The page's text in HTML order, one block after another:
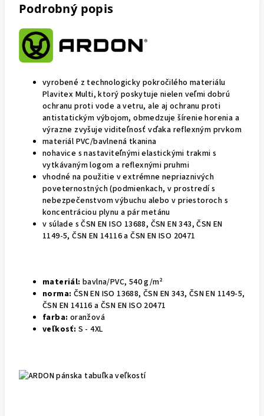
Podrobný popis
vyrobené z technologicky pokročilého materiálu
Plavitex Multi, ktorý poskytuje nielen veľmi dobrú
ochranu proti vode a vetru, ale aj ochranu proti
antistatickým výbojom, obmedzuje šírenie horenia a
výrazne zvyšuje viditeľnosť vďaka reflexným prvkom
materiál PVC/bavlnená tkanina
nohavice s nastaviteľnými elastickými trakmi s
vytkávaným logom a reﬂexnými pruhmi
vhodné na použitie v extrémne nepriaznivých
poveternostných (podmienkach, v prostredí s
nebezpečenstvom výbuchu alebo v priestoroch s
koncentráciou plynu a pár metánu
v súlade s ČSN EN ISO 13688, ČSN EN 343, ČSN EN
1149-5, ČSN EN 14116 a ČSN EN ISO 20471
materiál: bavlna/PVC, 540 g/m²
norma: ČSN EN ISO 13688, ČSN EN 343, ČSN EN 1149-5,
ČSN EN 14116 a ČSN EN ISO 20471
farba: oranžová
veľkosť: S - 4XL